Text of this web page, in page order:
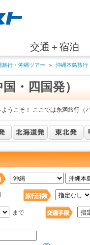
交通＋宿泊
旅行・沖縄ツアー ＞ 沖縄本島旅行
・四国発）
うこそ！ ここでは糸満旅行（
まで